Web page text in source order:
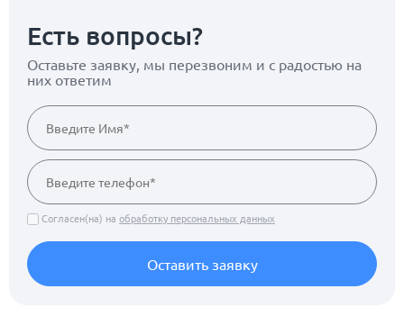
Есть вопросы?
Оставьте заявку, мы перезвоним и с радостью на
них ответим
Согласен(на) на обработку персональных данных
Оставить заявку